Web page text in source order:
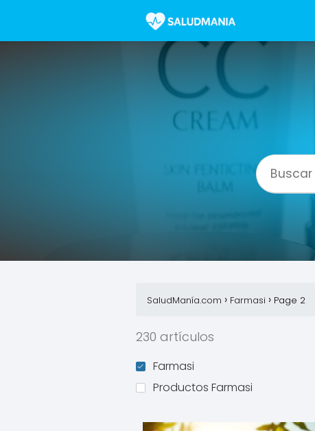
SaludManía.com Farmasi Page 2
230 artículos
Farmasi
Productos Farmasi